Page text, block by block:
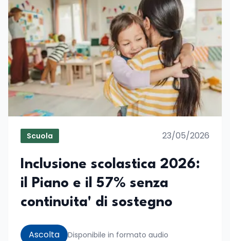
Scuola 23/05/2026
Inclusione scolastica 2026:
il Piano e il 57% senza
continuita' di sostegno
Ascolta Disponibile in formato audio